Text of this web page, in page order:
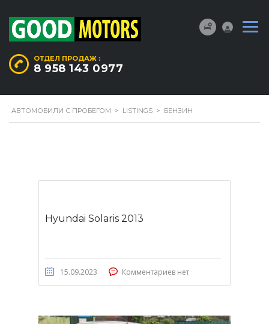
ОТДЕЛ ПРОДАЖ :
8 958 143 0977
АВТОМОБИЛИ С ПРОБЕГОМ > LISTINGS > БЕНЗИН
Hyundai Solaris 2013
15.09.2023 Комментариев нет